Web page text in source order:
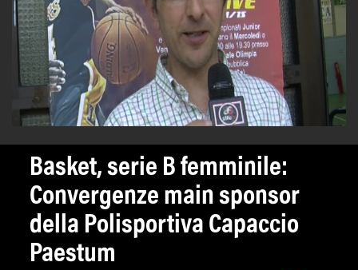
Basket, serie B femminile:
Convergenze main sponsor
della Polisportiva Capaccio
Paestum